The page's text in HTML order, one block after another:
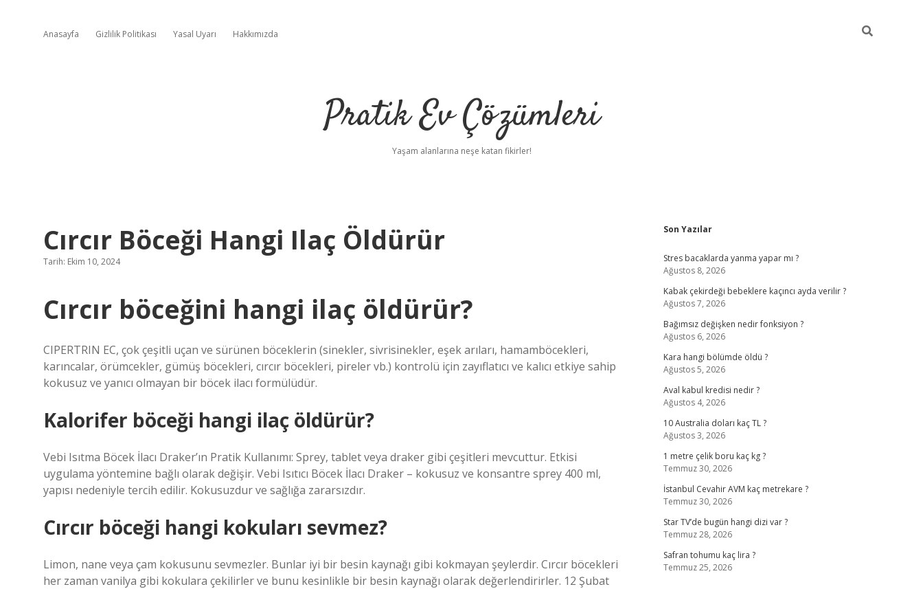
Anasayfa Gizlilik Politikası Yasal Uyarı Hakkımızda
Pratik Ev Çözümleri
Yaşam alanlarına neşe katan fikirler!
Cırcır Böceği Hangi Ilaç Öldürür
Tarih: Ekim 10, 2024
Cırcır böceğini hangi ilaç öldürür?
CIPERTRIN EC, çok çeşitli uçan ve sürünen böceklerin (sinekler, sivrisinekler, eşek arıları, hamamböcekleri,
karıncalar, örümcekler, gümüş böcekleri, cırcır böcekleri, pireler vb.) kontrolü için zayıflatıcı ve kalıcı etkiye sahip
kokusuz ve yanıcı olmayan bir böcek ilacı formülüdür.
Kalorifer böceği hangi ilaç öldürür?
Vebi Isıtma Böcek İlacı Draker’ın Pratik Kullanımı: Sprey, tablet veya draker gibi çeşitleri mevcuttur. Etkisi
uygulama yöntemine bağlı olarak değişir. Vebi Isıtıcı Böcek İlacı Draker – kokusuz ve konsantre sprey 400 ml,
yapısı nedeniyle tercih edilir. Kokusuzdur ve sağlığa zararsızdır.
Cırcır böceği hangi kokuları sevmez?
Limon, nane veya çam kokusunu sevmezler. Bunlar iyi bir besin kaynağı gibi kokmayan şeylerdir. Cırcır böcekleri
her zaman vanilya gibi kokulara çekilirler ve bunu kesinlikle bir besin kaynağı olarak değerlendirirler. 12 Şubat
Sidebar
Son Yazılar
Stres bacaklarda yanma yapar mı ?
Ağustos 8, 2026
Kabak çekirdeği bebeklere kaçıncı ayda verilir ?
Ağustos 7, 2026
Bağımsız değişken nedir fonksiyon ?
Ağustos 6, 2026
Kara hangi bölümde öldü ?
Ağustos 5, 2026
Aval kabul kredisi nedir ?
Ağustos 4, 2026
10 Australia doları kaç TL ?
Ağustos 3, 2026
1 metre çelik boru kaç kg ?
Temmuz 30, 2026
İstanbul Cevahir AVM kaç metrekare ?
Temmuz 30, 2026
Star TV’de bugün hangi dizi var ?
Temmuz 28, 2026
Safran tohumu kaç lira ?
Temmuz 25, 2026
ilbet mobil giriş